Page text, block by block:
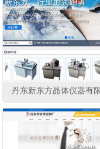
丹东新东方晶体仪器有